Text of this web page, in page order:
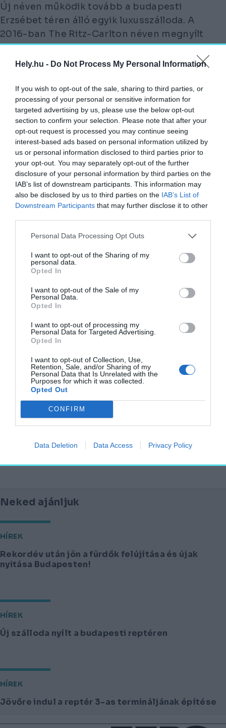
Hely.hu - Do Not Process My Personal Information
If you wish to opt-out of the sale, sharing to third parties, or
processing of your personal or sensitive information for
targeted advertising by us, please use the below opt-out
section to confirm your selection. Please note that after your
opt-out request is processed you may continue seeing
interest-based ads based on personal information utilized by
us or personal information disclosed to third parties prior to
your opt-out. You may separately opt-out of the further
disclosure of your personal information by third parties on the
IAB’s list of downstream participants. This information may
also be disclosed by us to third parties on the IAB’s List of
Downstream Participants that may further disclose it to other
Personal Data Processing Opt Outs
I want to opt-out of the Sharing of my
personal data.
Opted In
I want to opt-out of the Sale of my
Personal Data.
Opted In
I want to opt-out of processing my
Personal Data for Targeted Advertising.
Opted In
I want to opt-out of Collection, Use,
Retention, Sale, and/or Sharing of my
Personal Data that Is Unrelated with the
Purposes for which it was collected.
Opted Out
CONFIRM
Data Deletion Data Access Privacy Policy
Új néven működik tovább a budapesti
Erzsébet téren álló egyik luxusszálloda. A
2016-ban The Ritz-Carlton néven megnyílt
hotel tulajdonosa Khalaf Al-Habtoor dubaji
üzletember, aki perben áll a Marriott
Sajtóértesülések szerint a szálloda a
tulajdonos nevét felvéve Al Habtoor Palace
néven működhet tovább,
EZEN A NÉVEN MÁR TÖBB
LUXUSSZÁLLODA MŰKÖDIK A VILÁG
KÖRÜL.
Al-Habtoor így nyilatkozott a budapesti
fejleményekről:
„Az Al Habtoor Palace budapesti bevezetése
Európában is terjesszük. A történelmi Adria
Palota szívében elhelyezkedő Al Habtoor
Palace a vendéglátás csúcspontját képviseli,
miközben felejthetetlen élményt kínál
jelenti az ultra-luxus Al Habtoor Palace
márkánk globális debütálását
Magyarországról, Közép-Európa
gyöngyszeméből, és jelentős mérföldkövet
jelent a csoportunk számára.”
The Ritz-Carlton Al Habtoor Palace
Neked ajánljuk
HÍREK
Rekordév után jön a fürdők felújítása és újak
nyitása Budapesten!
HÍREK
Új szálloda nyílt a budapesti reptéren
HÍREK
Jövőre indul a reptér 3-as termináljának építése